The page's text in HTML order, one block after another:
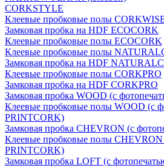
CORKSTYLE
Клеевые пробковые полы
Замковая пробка на HDF ECOCORK
Клеевые пробковые полы ECOCORK
Клеевые пробковые полы
Замковая пробка на HDF
Клеевые пробковые полы CORKPRO
Замковая пробка на HDF CORKPRO
Замковая пробка WOOD (с
Клеевые пробковые полы WOOD (с
PRINTCORK)
Замковая пробка CHEVRON (с
Клеевые пробковые полы CHEVRON
PRINTCORK)
Замковая пробка LOFT (с